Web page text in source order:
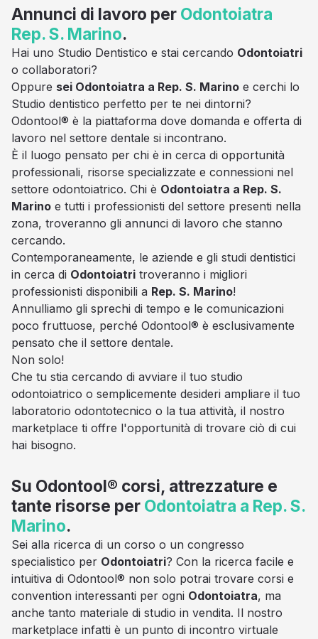
Annunci di lavoro per Odontoiatra
Rep. S. Marino.
Hai uno Studio Dentistico e stai cercando Odontoiatri
o collaboratori?
Oppure sei Odontoiatra a Rep. S. Marino e cerchi lo
Studio dentistico perfetto per te nei dintorni?
Odontool® è la piattaforma dove domanda e offerta di
lavoro nel settore dentale si incontrano.
È il luogo pensato per chi è in cerca di opportunità
professionali, risorse specializzate e connessioni nel
settore odontoiatrico. Chi è Odontoiatra a Rep. S.
Marino e tutti i professionisti del settore presenti nella
zona, troveranno gli annunci di lavoro che stanno
cercando.
Contemporaneamente, le aziende e gli studi dentistici
in cerca di Odontoiatri troveranno i migliori
professionisti disponibili a Rep. S. Marino!
Annulliamo gli sprechi di tempo e le comunicazioni
poco fruttuose, perché Odontool® è esclusivamente
pensato che il settore dentale.
Non solo!
Che tu stia cercando di avviare il tuo studio
odontoiatrico o semplicemente desideri ampliare il tuo
laboratorio odontotecnico o la tua attività, il nostro
marketplace ti offre l'opportunità di trovare ciò di cui
hai bisogno.
Su Odontool® corsi, attrezzature e
tante risorse per Odontoiatra a Rep. S.
Marino.
Sei alla ricerca di un corso o un congresso
specialistico per Odontoiatri? Con la ricerca facile e
intuitiva di Odontool® non solo potrai trovare corsi e
convention interessanti per ogni Odontoiatra, ma
anche tanto materiale di studio in vendita. Il nostro
marketplace infatti è un punto di incontro virtuale